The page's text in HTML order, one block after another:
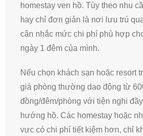
homestay ven hồ. Tùy theo nhu
hay chỉ đơn giản là nơi lưu trú
cân nhắc mức chi phí phù hợp
ngày 1 đêm của mình.
Nếu chọn khách sạn hoặc resort
giá phòng thường dao động từ
đồng/đêm/phòng với tiện nghi
hướng hồ. Các homestay hoặc
vực có chi phí tiết kiệm hơn, chỉ